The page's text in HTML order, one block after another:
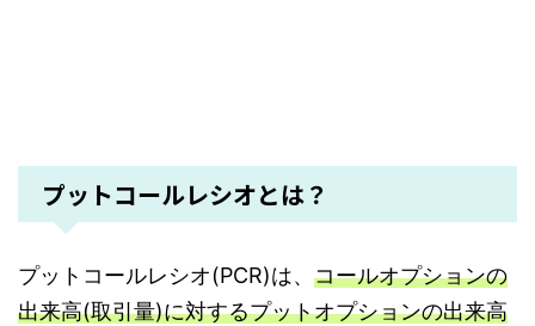
プットコールレシオとは？
プットコールレシオ(PCR)は、 コールオプションの
出来高(取引量)に対するプットオプションの出来高